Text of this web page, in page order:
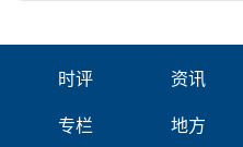
时评 资讯
专栏 地方